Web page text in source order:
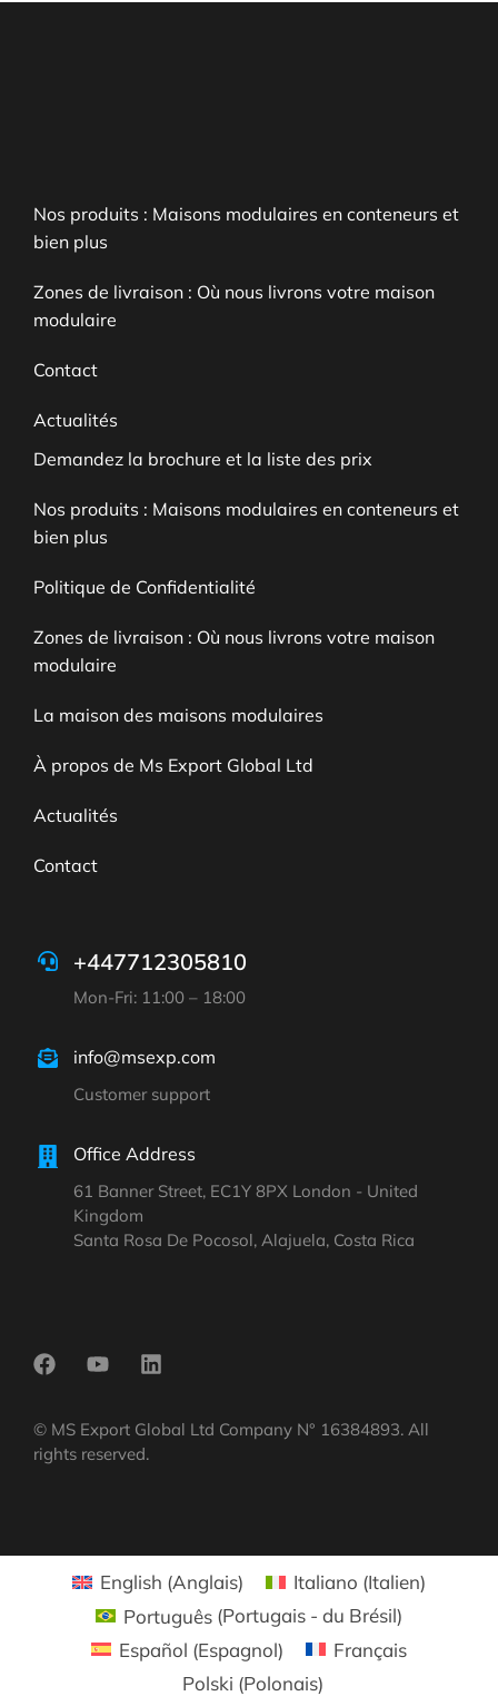
Nos produits : Maisons modulaires en conteneurs et
bien plus
Zones de livraison : Où nous livrons votre maison
modulaire
Contact
Actualités
Demandez la brochure et la liste des prix
Nos produits : Maisons modulaires en conteneurs et
bien plus
Politique de Confidentialité
Zones de livraison : Où nous livrons votre maison
modulaire
La maison des maisons modulaires
À propos de Ms Export Global Ltd
Actualités
Contact
+447712305810
Mon-Fri: 11:00 – 18:00
info@msexp.com
Customer support
Office Address
61 Banner Street, EC1Y 8PX London - United
Kingdom
Santa Rosa De Pocosol, Alajuela, Costa Rica
© MS Export Global Ltd Company N° 16384893. All
rights reserved.
English (Anglais) Italiano (Italien)
Português(Portugais - du Brésil)
Español (Espagnol)
Français
Polski (Polonais)